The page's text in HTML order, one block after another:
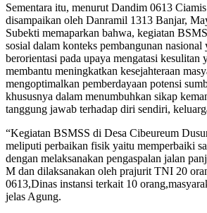
Sementara itu, menurut Dandim 0613
disampaikan oleh Danramil 1313 Banjar,
Subekti memaparkan bahwa, kegiatan
sosial dalam konteks pembangunan nasional
berorientasi pada upaya mengatasi kesulitan
membantu meningkatkan kesejahteraan
mengoptimalkan pemberdayaan potensi
khususnya dalam menumbuhkan sikap
tanggung jawab terhadap diri sendiri,
“Kegiatan BSMSS di Desa Cibeureum
meliputi perbaikan fisik yaitu memperbaiki
dengan melaksanakan pengaspalan jalan
M dan dilaksanakan oleh prajurit TNI 20
0613,Dinas instansi terkait 10
jelas Agung.